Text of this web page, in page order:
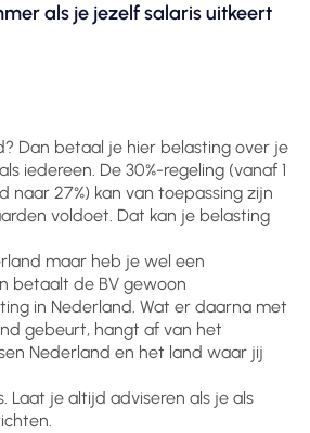
als je jezelf salaris uitkeert
Dan betaal je hier belasting over je
iedereen. De 30%-regeling (vanaf 1
naar 27%) kan van toepassing zijn
voldoet. Dat kan je belasting
maar heb je wel een
betaalt de BV gewoon
in Nederland. Wat er daarna met
gebeurt, hangt af van het
Nederland en het land waar jij
Laat je altijd adviseren als je als